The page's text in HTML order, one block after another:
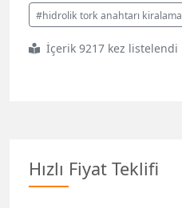
#hidrolik tork anahtarı kiralama
İçerik 9217 kez listelendi
Hızlı Fiyat Teklifi